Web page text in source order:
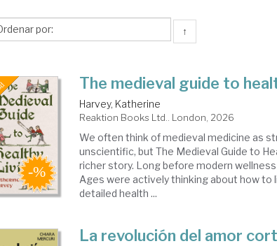
↑
The medieval guide to
Harvey, Katherine
Reaktion Books Ltd.. London, 2026
We often think of medieval medicine as
unscientific, but The Medieval Guide to
richer story. Long before modern
Ages were actively thinking about how to
detailed health ...
La revolución del amor